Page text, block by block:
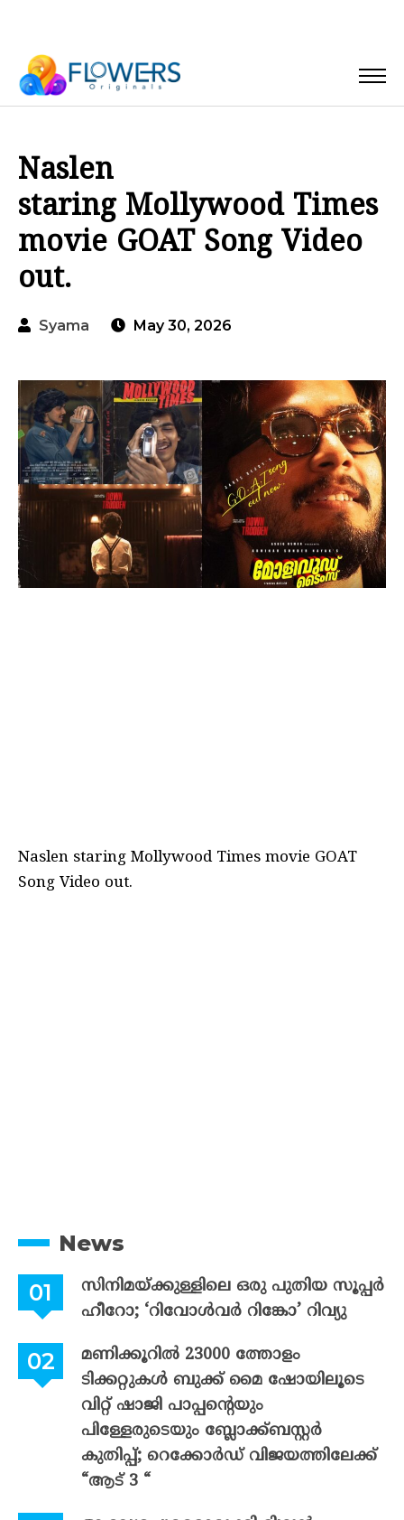
Naslen
staring Mollywood Times
movie GOAT Song Video
out.
Syama May 30, 2026
Naslen staring Mollywood Times movie GOAT
Song Video out.
News
സിനിമയ്ക്കുള്ളിലെ ഒരു പുതിയ സൂപ്പർ
ഹീറോ; ‘റിവോൾവർ റിങ്കോ’ റിവ്യു
മണിക്കൂറിൽ 23000 ത്തോളം
ടിക്കറ്റുകൾ ബുക്ക് മൈ ഷോയിലൂടെ
വിറ്റ് ഷാജി പാപ്പന്റെയും
പിള്ളേരുടെയും ബ്ലോക്ക്ബസ്റ്റർ
കുതിപ്പ്; റെക്കോർഡ് വിജയത്തിലേക്ക്
“ആട് 3 “